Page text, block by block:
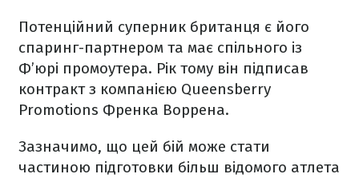
Потенційний суперник британця є його
спаринг-партнером та має спільного із
Ф’юрі промоутера. Рік тому він підписав
контракт з компанією Queensberry
Promotions Френка Воррена.
Зазначимо, що цей бій може стати
частиною підготовки більш відомого атлета